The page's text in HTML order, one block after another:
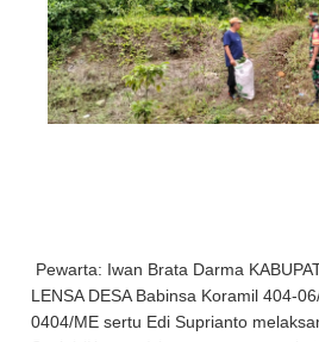
Pewarta: Iwan Brata Darma
LENSA DESA Babinsa Koramil 404-
0404/ME sertu Edi Suprianto